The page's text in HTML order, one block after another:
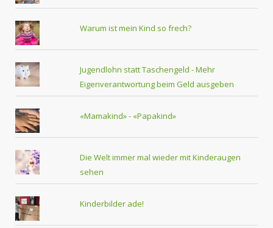
Warum ist mein Kind so frech?
Jugendlohn statt Taschengeld - Mehr
Eigenverantwortung beim Geld ausgeben
«Mamakind» - «Papakind»
Die Welt immer mal wieder mit Kinderaugen
sehen
Kinderbilder ade!